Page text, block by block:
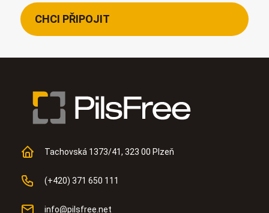
CHCI PŘIPOJIT
Tachovská 1373/41, 323 00 Plzeň
(+420) 371 650 111
info@pilsfree.net